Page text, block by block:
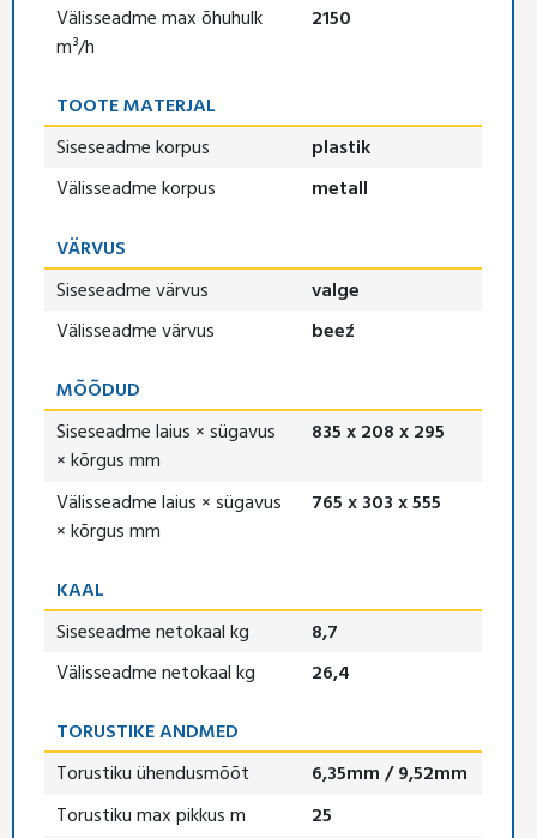
Välisseadme max õhuhulk
m³/h
2150
TOOTE MATERJAL
Siseseadme korpus
plastik
Välisseadme korpus
metall
VÄRVUS
Siseseadme värvus
valge
Välisseadme värvus
beeź
MÕÕDUD
Siseseadme laius × sügavus
× kõrgus mm
835 x 208 x 295
Välisseadme laius × sügavus
× kõrgus mm
765 x 303 x 555
KAAL
Siseseadme netokaal kg
8,7
Välisseadme netokaal kg
26,4
TORUSTIKE ANDMED
Torustiku ühendusmõõt
6,35mm / 9,52mm
Torustiku max pikkus m
25